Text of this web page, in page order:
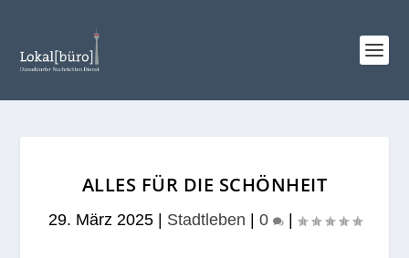
ALLES FÜR DIE SCHÖNHEIT
29. März 2025| Stadtleben 0 |